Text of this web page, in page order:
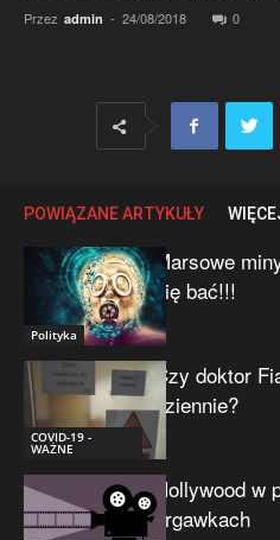
Przez admin - 24/08/2018 0
POWIĄZANE ARTYKUŁY
Polityka
Marsowe
się bać!!!
COVID-19 -
WAŻNE
Czy doktor
dziennie?
Hollywood w
drgawkach